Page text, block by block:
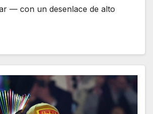
— con un desenlace de alto